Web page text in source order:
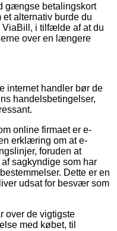
gængse betalingskort
alternativ burde du
ViaBill, i tilfælde af at du
over en længere
internet handler bør de
handelsbetingelser,
online firmaet er e-
erklæring om at e-
foruden at
sagkyndige som har
Dette er en
udsat for besvær som
over de vigtigste
med købet, til